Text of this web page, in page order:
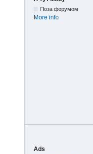
Поза форумом
More info
Ads